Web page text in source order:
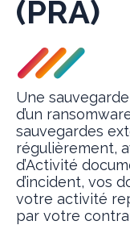
(PRA)
Une
d’un
sauvegardes
régulièrement,
d’Activité
d’incident, vos
votre activité
par votre